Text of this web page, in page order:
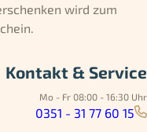
wird zum
Kontakt & Service
Mo - Fr 08:00 - 16:30 Uhr
0351 - 31 77 60 15